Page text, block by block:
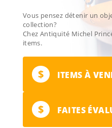
Vous pensez détenir un
collection?
Chez Antiquité Michel
items.
$ ITEMS À
$ FAITES